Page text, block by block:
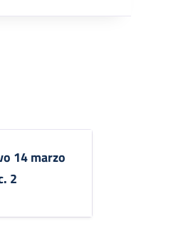
14 marzo
2